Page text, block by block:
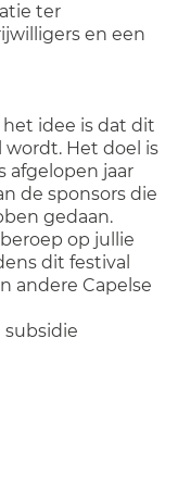
ter
en een
idee is dat dit
Het doel is
afgelopen jaar
de sponsors die
gedaan.
op jullie
dit festival
andere Capelse
subsidie